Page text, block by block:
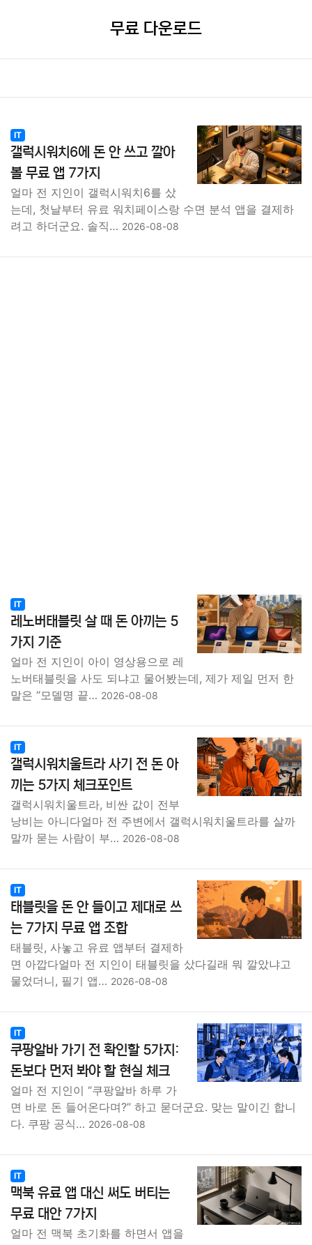
무료 다운로드
IT
갤럭시워치6에 돈 안 쓰고 깔아
볼 무료 앱 7가지
얼마 전 지인이 갤럭시워치6를 샀
는데, 첫날부터 유료 워치페이스랑 수면 분석 앱을 결제하
려고 하더군요. 솔직… 2026-08-08
IT
레노버태블릿 살 때 돈 아끼는 5
가지 기준
얼마 전 지인이 아이 영상용으로 레
노버태블릿을 사도 되냐고 물어봤는데, 제가 제일 먼저 한
말은 “모델명 끝… 2026-08-08
IT
갤럭시워치울트라 사기 전 돈 아
끼는 5가지 체크포인트
갤럭시워치울트라, 비싼 값이 전부
낭비는 아니다얼마 전 주변에서 갤럭시워치울트라를 살까
말까 묻는 사람이 부… 2026-08-08
IT
태블릿을 돈 안 들이고 제대로 쓰
는 7가지 무료 앱 조합
태블릿, 사놓고 유료 앱부터 결제하
면 아깝다얼마 전 지인이 태블릿을 샀다길래 뭐 깔았냐고
물었더니, 필기 앱… 2026-08-08
IT
쿠팡알바 가기 전 확인할 5가지:
돈보다 먼저 봐야 할 현실 체크
얼마 전 지인이 “쿠팡알바 하루 가
면 바로 돈 들어온다며?” 하고 묻더군요. 맞는 말이긴 합니
다. 쿠팡 공식… 2026-08-08
IT
맥북 유료 앱 대신 써도 버티는
무료 대안 7가지
얼마 전 맥북 초기화를 하면서 앱을